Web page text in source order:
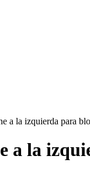
a la izquierda para
a la